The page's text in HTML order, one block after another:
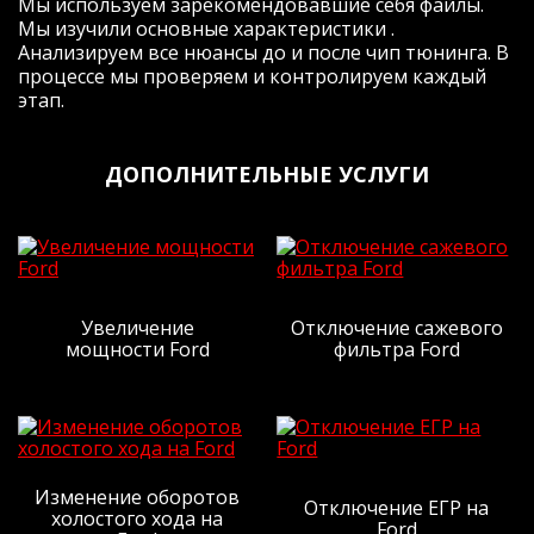
плюсом- это смех (вроде бы), но они
очень нужны (особенно при обгонах на
трассе с однополосным движением.
Подитожу: машина стала другой, для
однозначно ДА! Поеду к Жене, 99% ДА
тогда этот 1% на пиво с Жекой спустим)
Я очень доволен, жене большая
человеческая СПАСИБА!
договаривались, так и вышло. Человек
слова!
Заезжала сюда за чипом Солярис 1.6
Мы изучили основные характеристики .
Анализируем все нюансы до и после чип тюнинга. В
процессе мы проверяем и контролируем каждый
этап.
ДОПОЛНИТЕЛЬНЫЕ УСЛУГИ
Увеличение
мощности Ford
Отключение сажевого
фильтра Ford
Изменение оборотов
холостого хода на
Отключение ЕГР на